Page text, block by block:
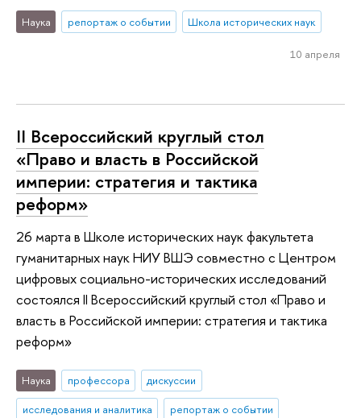
Наука репортаж о событии Школа исторических наук
10 апреля
II Всероссийский круглый стол
«Право и власть в Российской
империи: стратегия и тактика
реформ»
26 марта в Школе исторических наук факультета
гуманитарных наук НИУ ВШЭ совместно с Центром
цифровых социально-исторических исследований
состоялся II Всероссийский круглый стол «Право и
власть в Российской империи: стратегия и тактика
реформ»
Наука профессора
дискуссии
исследования и аналитика
репортаж о событии